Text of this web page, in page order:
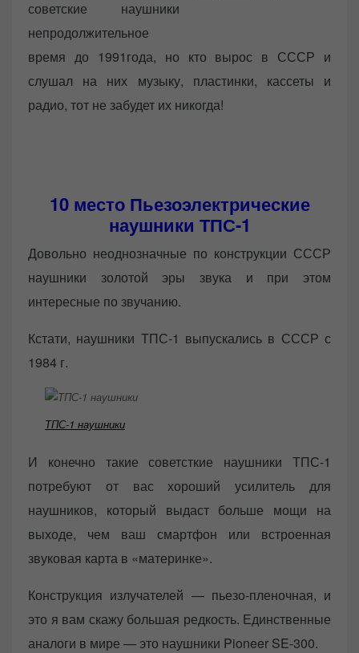
советские наушники
непродолжительное
время до 1991года, но кто вырос в СССР и
слушал на них музыку, пластинки, кассеты и
радио, тот не забудет их никогда!
10 место Пьезоэлектрические
наушники ТПС-1
Довольно неоднозначные по конструкции СССР
наушники золотой эры звука и при этом
интересные по звучанию.
Кстати, наушники ТПС-1 выпускались в СССР с
1984 г.
ТПС-1 наушники
И конечно такие советсткие наушники ТПС-1
потребуют от вас хороший усилитель для
наушников, который выдаст больше мощи на
выходе, чем ваш смартфон или встроенная
звуковая карта в «материнке».
Конструкция излучателей — пьезо-пленочная, и
это я вам скажу большая редкость. Единственные
аналоги в мире — это наушники Pioneer SE-300.